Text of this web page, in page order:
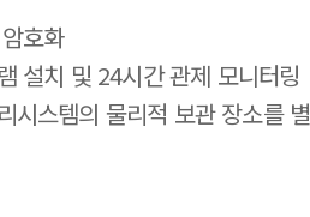
호화
설치 및 24시간 관제 모니터링
시스템의 물리적 보관 장소를